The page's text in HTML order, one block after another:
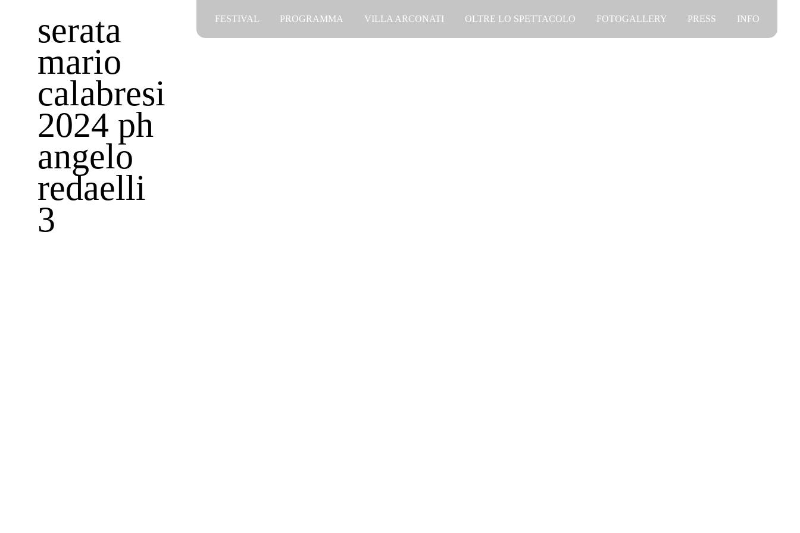
contenutoserata
mario
calabresi
2024 ph
angelo
redaelli
3
FESTIVAL PROGRAMMA VILLA ARCONATI OLTRE LO SPETTACOLO FOTOGALLERY PRESS INFO